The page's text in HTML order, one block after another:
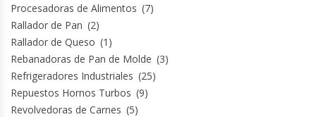
Procesadoras de Alimentos (7)
Rallador de Pan (2)
Rallador de Queso (1)
Rebanadoras de Pan de Molde (3)
Refrigeradores Industriales (25)
Repuestos Hornos Turbos (9)
Revolvedoras de Carnes (5)